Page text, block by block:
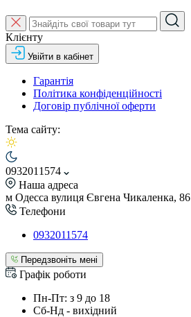
Клієнту
Увійти в кабінет
Гарантія
Політика конфіденційності
Договір публічної оферти
Тема сайту:
0932011574
Наша адреса
м Одесса вулиця Євгена Чикаленка, 86
Телефони
0932011574
Передзвоніть мені
Графік роботи
Пн-Пт: з 9 до 18
Сб-Нд - вихідний